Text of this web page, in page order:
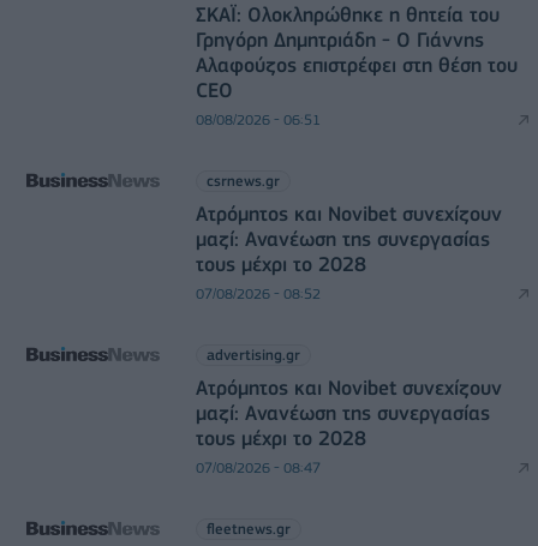
ΣΚΑΪ: Ολοκληρώθηκε η θητεία του
Γρηγόρη Δημητριάδη - Ο Γιάννης
Αλαφούζος επιστρέφει στη θέση του
CEO
08/08/2026 - 06:51
csrnews.gr
Ατρόμητος και Novibet συνεχίζουν
μαζί: Ανανέωση της συνεργασίας
τους μέχρι το 2028
07/08/2026 - 08:52
advertising.gr
Ατρόμητος και Novibet συνεχίζουν
μαζί: Ανανέωση της συνεργασίας
τους μέχρι το 2028
07/08/2026 - 08:47
fleetnews.gr